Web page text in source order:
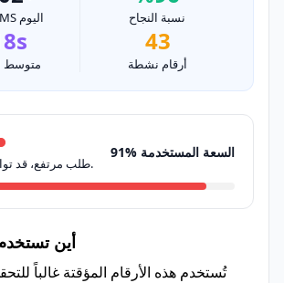
خوادم SMS اليوم نسبة النجاح
متوسط
43
أرقام نشطة
طلب مرتفع، قد تواجه بعض التأخير.
91% السعة المستخدمة
أين
تُستخدم هذه الأرقام المؤقتة غالباً